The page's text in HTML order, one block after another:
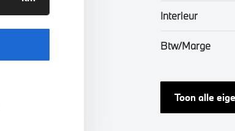
Interieur
Btw/Marge
Toon alle